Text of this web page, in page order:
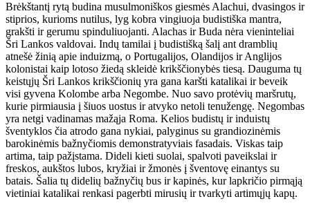
Brėkštantį rytą budina musulmoniškos giesmės Alachui, dvasingos ir
stiprios, kurioms nutilus, lyg kobra vingiuoja budistiška mantra,
grakšti ir gerumu spinduliuojanti. Alachas ir Buda nėra vieninteliai
Šri Lankos valdovai. Indų tamilai į budistišką šalį ant dramblių
atnešė žinią apie induizmą, o Portugalijos, Olandijos ir Anglijos
kolonistai kaip lotoso žiedą skleidė krikščionybės tiesą. Dauguma tų
keistųjų Šri Lankos krikščionių yra gana karšti katalikai ir beveik
visi gyvena Kolombe arba Negombe. Nuo savo protėvių maršrutų,
kurie pirmiausia į šiuos uostus ir atvyko netoli tenužengę. Negombas
yra netgi vadinamas mažąja Roma. Kelios budistų ir induistų
šventyklos čia atrodo gana nykiai, palyginus su grandiozinėmis
barokinėmis bažnyčiomis demonstratyviais fasadais. Viskas taip
artima, taip pažįstama. Dideli kieti suolai, spalvoti paveikslai ir
freskos, aukštos lubos, kryžiai ir žmonės į šventovę einantys su
batais. Šalia tų didelių bažnyčių bus ir kapinės, kur lapkričio pirmąją
vietiniai katalikai renkasi pagerbti mirusių ir tvarkyti artimųjų kapų.